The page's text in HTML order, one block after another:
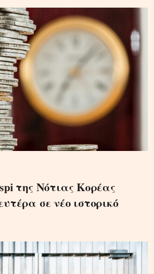
της Νότιας Κορέας
σε νέο ιστορικό